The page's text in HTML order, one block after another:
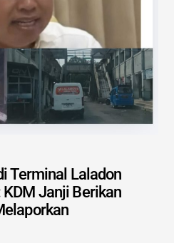
Terminal Laladon
Janji Berikan